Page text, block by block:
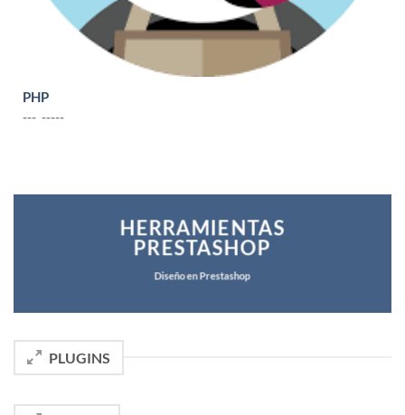
HERRAMIENTAS
PRESTASHOP
Diseño en Prestashop
PLUGINS
PHP
--- -----